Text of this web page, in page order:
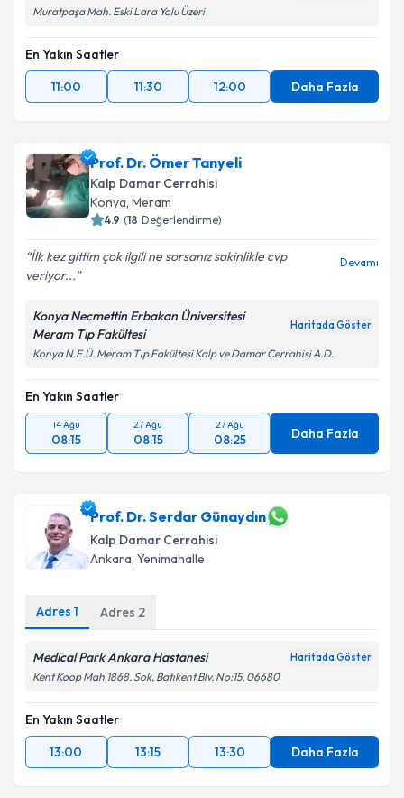
Muratpaşa Mah. Eski Lara Yolu Üzeri
En Yakın Saatler
11:00
11:30 12:00 Daha Fazla
Prof. Dr. Ömer Tanyeli
Kalp Damar Cerrahisi
Konya, Meram
4.9 (18 Değerlendirme)
İlk kez gittim çok ilgili ne sorsanız sakinlikle cvp
veriyor...
Devamı
Konya Necmettin Erbakan Üniversitesi
Meram Tıp Fakültesi
Haritada Göster
Konya N.E.Ü. Meram Tıp Fakültesi Kalp ve Damar Cerrahisi A.D.
En Yakın Saatler
14 Ağu
08:15
27 Ağu
08:15
27 Ağu
08:25 Daha Fazla
Prof. Dr. Serdar Günaydın
Kalp Damar Cerrahisi
Ankara, Yenimahalle
Adres 1 Adres 2
Medical Park Ankara Hastanesi Haritada Göster
Kent Koop Mah 1868. Sok, Batıkent Blv. No:15, 06680
En Yakın Saatler
13:00
13:15 13:30 Daha Fazla